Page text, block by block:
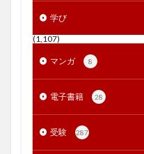
学び
(1,107)
マンガ 8
電子書籍 28
受験 287